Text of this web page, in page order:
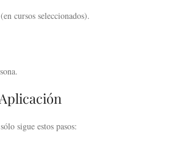
cursos seleccionados).
sigue estos pasos: